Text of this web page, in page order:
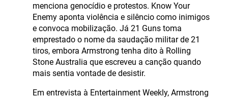
menciona genocídio e protestos. Know Your
Enemy aponta violência e silêncio como inimigos
e convoca mobilização. Já 21 Guns toma
emprestado o nome da saudação militar de 21
tiros, embora Armstrong tenha dito à Rolling
Stone Australia que escreveu a canção quando
mais sentia vontade de desistir.
Em entrevista à Entertainment Weekly, Armstrong